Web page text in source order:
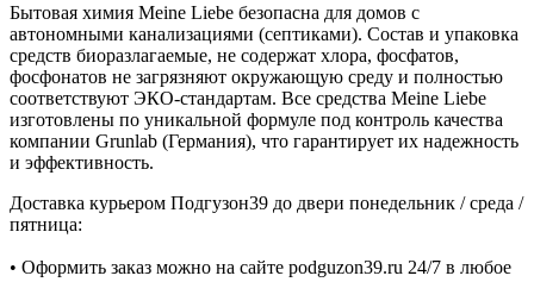
Бытовая химия Meine Liebe безопасна для домов с
автономными канализациями (септиками). Состав и упаковка
средств биоразлагаемые, не содержат хлора, фосфатов,
фосфонатов не загрязняют окружающую среду и полностью
соответствуют ЭКО-стандартам. Все средства Meine Liebe
изготовлены по уникальной формуле под контроль качества
компании Grunlab (Германия), что гарантирует их надежность
и эффективность.
Доставка курьером Подгузон39 до двери понедельник / среда /
пятница:
• Оформить заказ можно на сайте podguzon39.ru 24/7 в любое